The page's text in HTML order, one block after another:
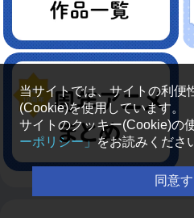
当サイトでは、サイトの利便
(Cookie)を使用しています。
サイトのクッキー(Cookie)の
ーポリシー」をお読みくださ
同意